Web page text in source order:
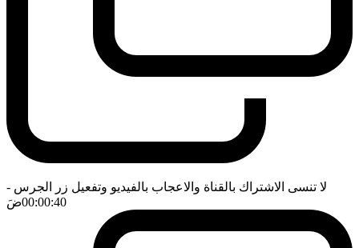
لا تنسى الاشتراك بالقناة والاعجاب بالفيديو وتفعيل زر الجرس -
00:00:40ضَ